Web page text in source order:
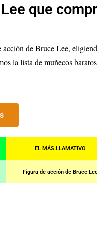
que
acción de Bruce Lee,
la lista de muñecos
EL MÁS LLAMATIVO
Figura de acción de Bruce